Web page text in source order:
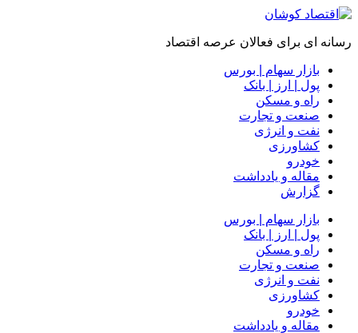
رسانه ای برای فعالان عرصه اقتصاد
بازار سهام | بورس
پول | ارز | بانک
راه و مسکن
صنعت و تجارت
نفت و انرژی
کشاورزی
خودرو
مقاله و یادداشت
گزارش
بازار سهام | بورس
پول | ارز | بانک
راه و مسکن
صنعت و تجارت
نفت و انرژی
کشاورزی
خودرو
مقاله و یادداشت